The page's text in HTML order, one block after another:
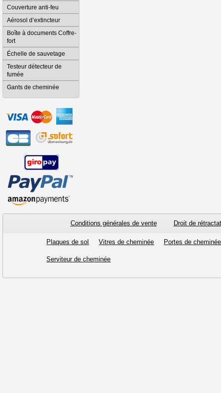
Couverture anti-feu
Aérosol d’extincteur
Boîte à documents Coffre-
fort
Échelle de sauvetage
Testeur détecteur de
fumée
Gants de cheminée
Conditions générales de vente Droit de
Plaques de sol Vitres de cheminée Portes de cheminée
Serviteur de cheminée